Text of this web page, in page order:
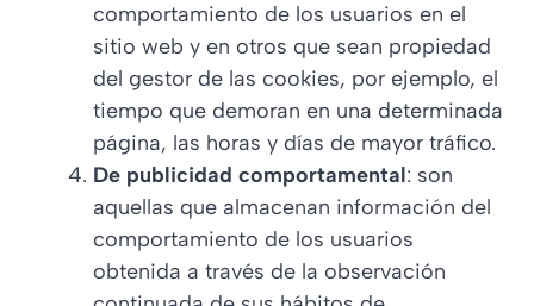
comportamiento de los usuarios en el
sitio web y en otros que sean propiedad
del gestor de las cookies, por ejemplo, el
tiempo que demoran en una determinada
página, las horas y días de mayor tráfico.
De publicidad comportamental: son
aquellas que almacenan información del
comportamiento de los usuarios
obtenida a través de la observación